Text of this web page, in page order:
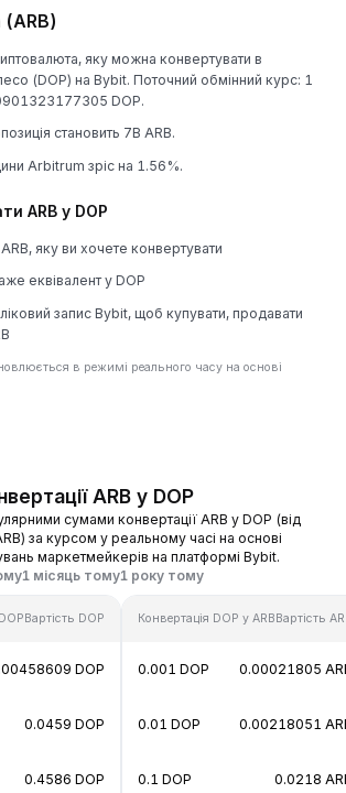
яку можна конвертувати в
(DOP) на Bybit. Поточний обмінний курс: 1
DOP.
становить 7B ARB.
Arbitrum зріс на 1.56%.
ARB у DOP
ARB, яку ви хочете конвертувати
еквівалент у DOP
запис Bybit, щоб купувати, продавати
в режимі реального часу на основі
ARB у DOP
сумами конвертації ARB у DOP (від
за курсом у реальному часі на основі
маркетмейкерів на платформі Bybit.
1 місяць тому1 року тому
Вартість DOP
DOP
0.0459 DOP
0.4586 DOP
Конвертація DOP у ARBВартість
0.001 DOP 0.00021805
0.01 DOP 0.00218051
0.1 DOP 0.0218